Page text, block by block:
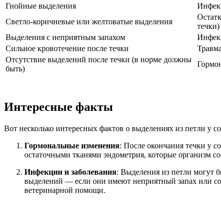
Гнойные выделения
Светло-коричневые или желтоватые выделения
течки)
Выделения с неприятным запахом
Сильное кровотечение после течки
Отсутствие выделений после течки (в норме должны
быть)
Интересные факты
Вот несколько интересных фактов о выделениях из петли у
Гормональные изменения: После окончания течки у
остаточными тканями эндометрия, которые организм
Инфекции и заболевания: Выделения из петли могут
выделений — если они имеют неприятный запах или
ветеринарной помощи.